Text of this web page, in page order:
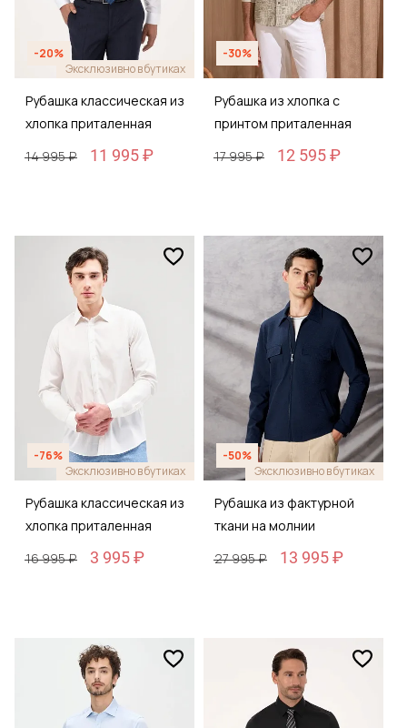
-20%
Эксклюзивно в бутиках
Рубашка классическая из
хлопка приталенная
14 995 ₽
11 995 ₽
-30%
Рубашка из хлопка с
принтом приталенная
17 995 ₽
12 595 ₽
-76%
Эксклюзивно в бутиках
Рубашка классическая из
хлопка приталенная
16 995 ₽
3 995 ₽
-50%
Эксклюзивно в бутиках
Рубашка из фактурной
ткани на молнии
27 995 ₽
13 995 ₽